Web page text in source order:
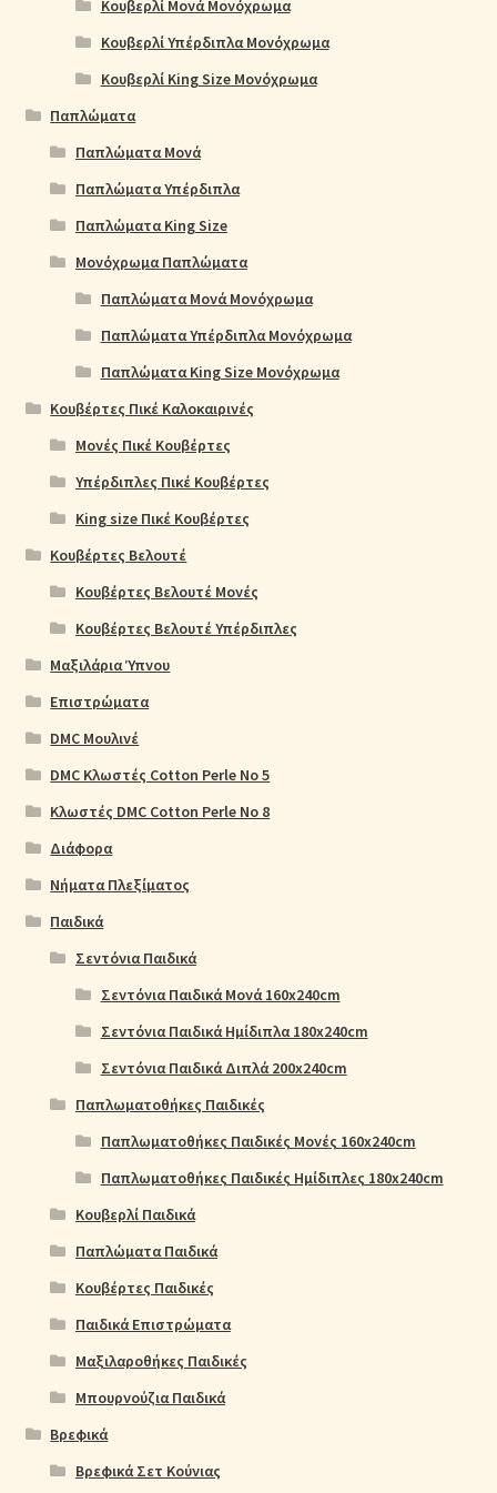
Κουβερλί Μονά Μονόχρωμα
Κουβερλί Υπέρδιπλα Μονόχρωμα
Κουβερλί King Size Μονόχρωμα
Παπλώματα
Παπλώματα Μονά
Παπλώματα Υπέρδιπλα
Παπλώματα King Size
Μονόχρωμα Παπλώματα
Παπλώματα Μονά Μονόχρωμα
Παπλώματα Υπέρδιπλα Μονόχρωμα
Παπλώματα King Size Μονόχρωμα
Κουβέρτες Πικέ Καλοκαιρινές
Μονές Πικέ Κουβέρτες
Υπέρδιπλες Πικέ Κουβέρτες
King size Πικέ Κουβέρτες
Κουβέρτες Βελουτέ
Κουβέρτες Βελουτέ Μονές
Κουβέρτες Βελουτέ Υπέρδιπλες
Μαξιλάρια Ύπνου
Επιστρώματα
DMC Μουλινέ
DMC Κλωστές Cotton Perle No 5
Κλωστές DMC Cotton Perle No 8
Διάφορα
Νήματα Πλεξίματος
Παιδικά
Σεντόνια Παιδικά
Σεντόνια Παιδικά Μονά 160x240cm
Σεντόνια Παιδικά Ημίδιπλα 180x240cm
Σεντόνια Παιδικά Διπλά 200x240cm
Παπλωματοθήκες Παιδικές
Παπλωματοθήκες Παιδικές Μονές 160x240cm
Παπλωματοθήκες Παιδικές Ημίδιπλες 180x240cm
Κουβερλί Παιδικά
Παπλώματα Παιδικά
Κουβέρτες Παιδικές
Παιδικά Επιστρώματα
Μαξιλαροθήκες Παιδικές
Μπουρνούζια Παιδικά
Βρεφικά
Βρεφικά Σετ Κούνιας